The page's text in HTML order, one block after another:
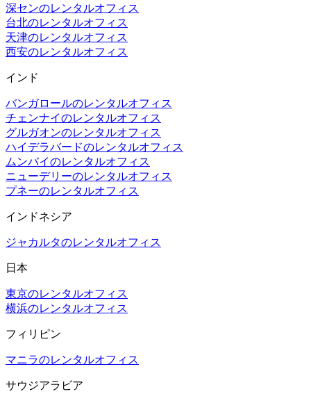
深センのレンタルオフィス
台北のレンタルオフィス
天津のレンタルオフィス
西安のレンタルオフィス
インド
バンガロールのレンタルオフィス
チェンナイのレンタルオフィス
グルガオンのレンタルオフィス
ハイデラバードのレンタルオフィス
ムンバイのレンタルオフィス
ニューデリーのレンタルオフィス
プネーのレンタルオフィス
インドネシア
ジャカルタのレンタルオフィス
日本
東京のレンタルオフィス
横浜のレンタルオフィス
フィリピン
マニラのレンタルオフィス
サウジアラビア